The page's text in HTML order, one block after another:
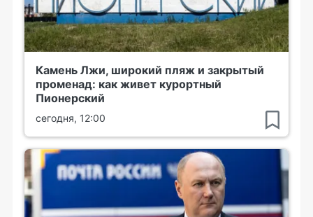
Камень Лжи, широкий пляж и закрытый
променад: как живет курортный
Пионерский
сегодня, 12:00